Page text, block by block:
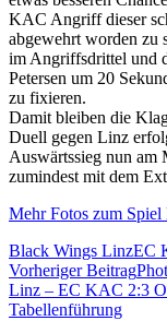
KAC Angriff dieser
abgewehrt worden zu
im Angriffsdrittel und
Petersen um 20
zu fixieren.
Damit bleiben die
Duell gegen Linz
Auswärtssieg nun
zumindest mit dem
Mehr Fotos zum
Black Wings LinzEC
Vorheriger Beitrag
Linz – EC KAC 2:3
Tabellenführung